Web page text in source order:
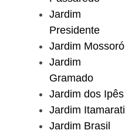
Jardim
Presidente
Jardim Mossoró
Jardim
Gramado
Jardim dos Ipês
Jardim Itamarati
Jardim Brasil